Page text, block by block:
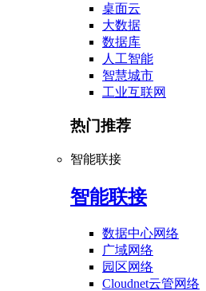
桌面云
大数据
数据库
人工智能
智慧城市
工业互联网
热门推荐
智能联接
智能联接
数据中心网络
广域网络
园区网络
Cloudnet云管网络